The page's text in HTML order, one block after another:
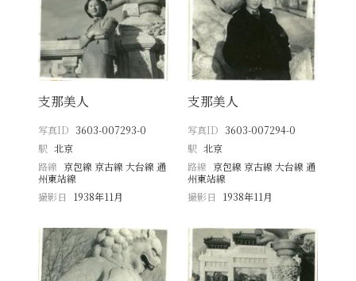
支那美人
写真ID 3603-007293-0
駅 北京
路線 京包線 京古線 大台線 通
州東站線
撮影日
1938年11月
支那美人
写真ID 3603-007294-0
駅 北京
路線 京包線 京古線 大台線 通
州東站線
撮影日
1938年11月